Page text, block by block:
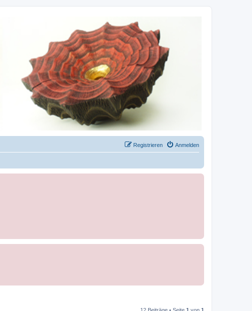
Anmelden
Registrieren